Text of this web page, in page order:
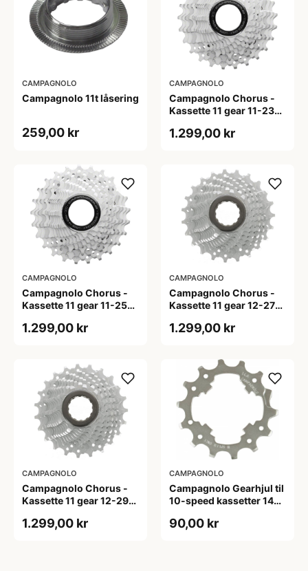
CAMPAGNOLO
Campagnolo 11t låsering
259,00 kr
CAMPAGNOLO
Campagnolo Chorus -
Kassette 11 gear 11-23
1.299,00 kr
CAMPAGNOLO
Campagnolo Chorus -
Kassette 11 gear 11-25
1.299,00 kr
CAMPAGNOLO
Campagnolo Chorus -
Kassette 11 gear 12-27
1.299,00 kr
CAMPAGNOLO
Campagnolo Chorus -
Kassette 11 gear 12-29
1.299,00 kr
CAMPAGNOLO
Campagnolo Gearhjul til
10-speed kassetter 14
90,00 kr